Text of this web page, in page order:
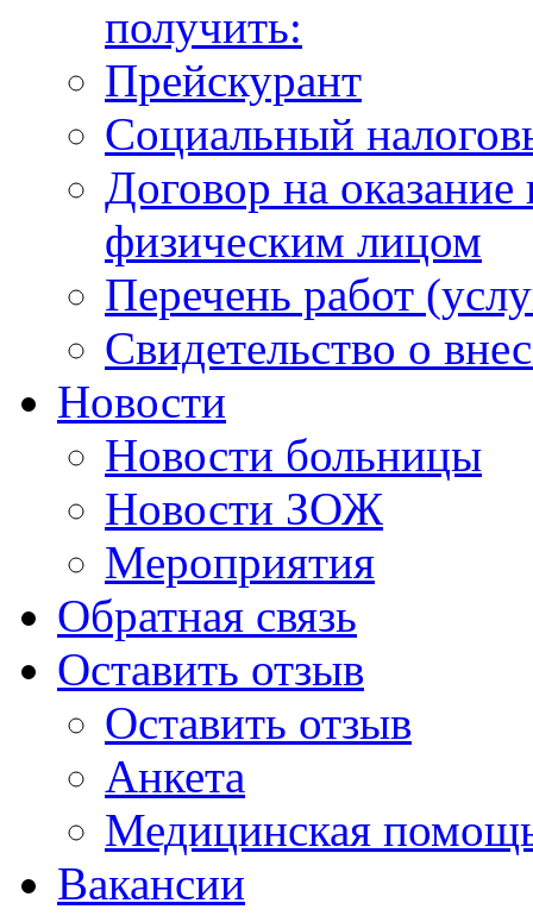
получить:
Прейскурант
Социальный
Договор на
физическим лицом
Перечень работ
Свидетельство о
Новости
Новости больницы
Новости ЗОЖ
Мероприятия
Обратная связь
Оставить отзыв
Оставить отзыв
Анкета
Медицинская
Вакансии